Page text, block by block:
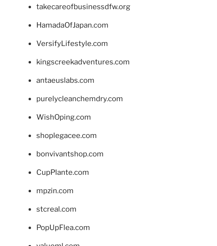
takecareofbusinessdfw.org
HamadaOfJapan.com
VersifyLifestyle.com
kingscreekadventures.com
antaeuslabs.com
purelycleanchemdry.com
WishOping.com
shoplegacee.com
bonvivantshop.com
CupPlante.com
mpzin.com
stcreal.com
PopUpFlea.com